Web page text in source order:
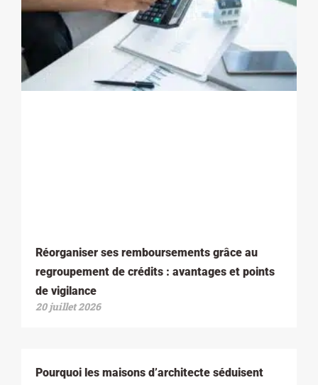
Réorganiser ses remboursements grâce au
regroupement de crédits : avantages et points
de vigilance
20 juillet 2026
Pourquoi les maisons d’architecte séduisent